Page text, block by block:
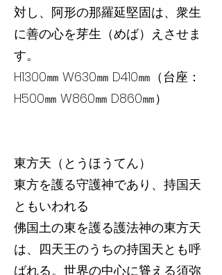
対し、阿形の那羅延堅固は、衆生
に善の心を芽生（めば）えさせま
す。
H1300㎜ W630㎜ D410㎜（台座：
H500㎜ W860㎜ D860㎜）
東方天（とうほうてん）
東方を護る守護神であり、持国天
ともいわれる
佛国土の東を護る護法神の東方天
は、四天王のうちの持国天とも呼
ばれる。世界の中心に聳える須弥